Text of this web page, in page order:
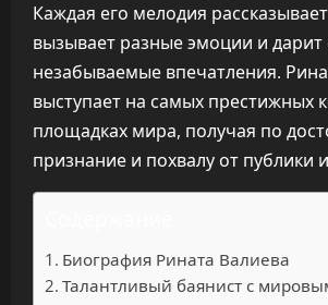
Каждая его мелодия
вызывает разные эмоции и дарит
незабываемые впечатления.
выступает на самых престижных
площадках мира, получая по
признание и похвалу от публики
Биография Рината Валиева
Талантливый баянист с